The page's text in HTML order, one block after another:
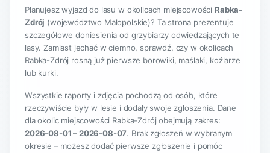
Planujesz wyjazd do lasu w okolicach miejscowości Rabka-
Zdrój (województwo Małopolskie)? Ta strona prezentuje
szczegółowe doniesienia od grzybiarzy odwiedzających te
lasy. Zamiast jechać w ciemno, sprawdź, czy w okolicach
Rabka-Zdrój rosną już pierwsze borowiki, maślaki, koźlarze
lub kurki.
Wszystkie raporty i zdjęcia pochodzą od osób, które
rzeczywiście były w lesie i dodały swoje zgłoszenia. Dane
dla okolic miejscowości Rabka-Zdrój obejmują zakres:
2026-08-01 – 2026-08-07. Brak zgłoszeń w wybranym
okresie – możesz dodać pierwsze zgłoszenie i pomóc